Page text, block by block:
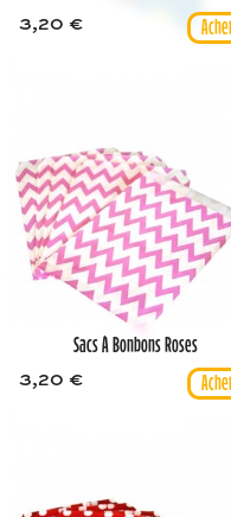
3,20 €
Sacs À Bonbons Roses
3,20 €